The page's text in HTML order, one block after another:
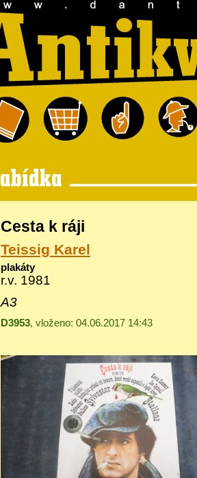
Cesta k ráji
Teissig Karel
plakáty
r.v. 1981
A3
D3953, vloženo: 04.06.2017 14:43